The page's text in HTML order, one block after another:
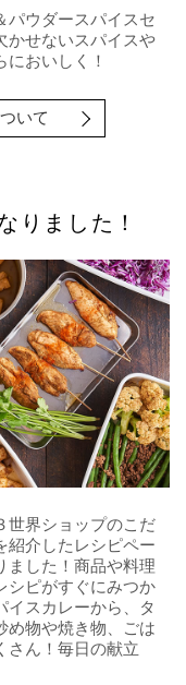
パウダースパイスセ
かせないスパイスや
おいしく！
いて
りました！
世界ショップのこだ
紹介したレシピペー
ました！商品や料理
シピがすぐにみつか
イスカレーから、タ
め物や焼き物、ごは
さん！毎日の献立